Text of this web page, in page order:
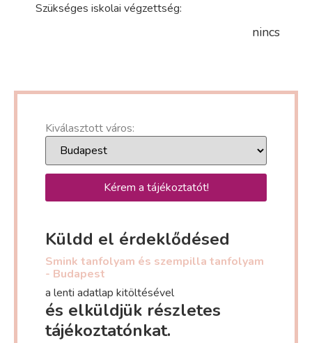
Szükséges iskolai végzettség:
nincs
Kiválasztott város:
Kérem a tájékoztatót!
Küldd el érdeklődésed
Smink tanfolyam és szempilla tanfolyam
- Budapest
a lenti adatlap kitöltésével
és elküldjük részletes
tájékoztatónkat.